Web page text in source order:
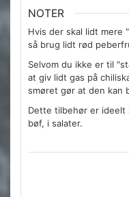
NOTER
Hvis der skal lidt
så brug lidt rød
Selvom du ikke er til
at giv lidt gas på
smøret gør at den kan
Dette tilbehør er ideelt
bøf, i salater.